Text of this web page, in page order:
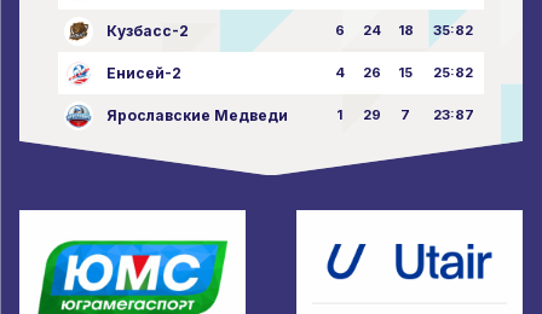
Кузбасс-2 6 24 18 35:82
Енисей-2 4 26 15 25:82
Ярославские Медведи 1 29 7 23:87